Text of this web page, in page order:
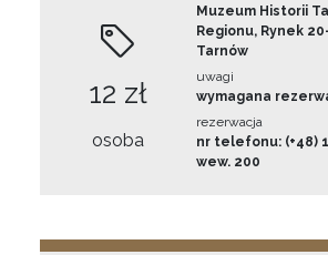
12 zł
osoba
Muzeum Historii
Regionu, Rynek
Tarnów
uwagi
wymagana
rezerwacja
nr telefonu: (+48)
wew. 200